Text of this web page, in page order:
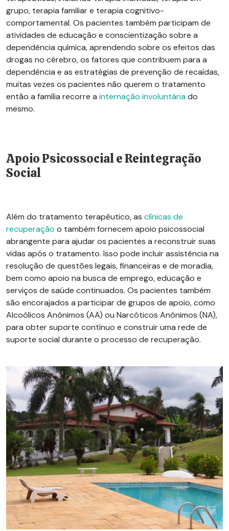
grupo, terapia familiar e terapia cognitivo-
comportamental. Os pacientes também participam de
atividades de educação e conscientização sobre a
dependência química, aprendendo sobre os efeitos das
drogas no cérebro, os fatores que contribuem para a
dependência e as estratégias de prevenção de recaídas,
muitas vezes os pacientes não querem o tratamento
então a família recorre a internação involuntáriado
mesmo.
Apoio Psicossocial e Reintegração
Social
Além do tratamento terapêutico, as clínicas de
recuperação o também fornecem apoio psicossocial
abrangente para ajudar os pacientes a reconstruir suas
vidas após o tratamento. Isso pode incluir assistência na
resolução de questões legais, financeiras e de moradia,
bem como apoio na busca de emprego, educação e
serviços de saúde continuados. Os pacientes também
são encorajados a participar de grupos de apoio, como
Alcoólicos Anônimos (AA) ou Narcóticos Anônimos (NA),
para obter suporte contínuo e construir uma rede de
suporte social durante o processo de recuperação.